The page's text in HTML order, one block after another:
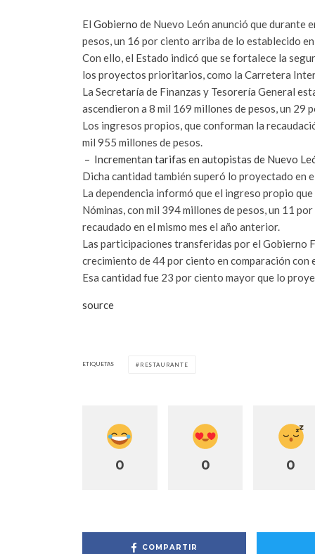
El Gobierno de Nuevo León anunció que durante
pesos, un 16 por ciento arriba de lo establecido
Con ello, el Estado indicó que se fortalece la
los proyectos prioritarios, como la Carretera
La Secretaría de Finanzas y Tesorería General
ascendieron a 8 mil 169 millones de pesos, un 29
Los ingresos propios, que conforman la
mil 955 millones de pesos.
– Incrementan tarifas en autopistas de Nuevo
Dicha cantidad también superó lo proyectado en
La dependencia informó que el ingreso propio
Nóminas, con mil 394 millones de pesos, un 11
recaudado en el mismo mes el año anterior.
Las participaciones transferidas por el Gobierno
crecimiento de 44 por ciento en comparación con
Esa cantidad fue 23 por ciento mayor que lo
source
ETIQUETAS RESTAURANTE
0 0 0
COMPARTIR